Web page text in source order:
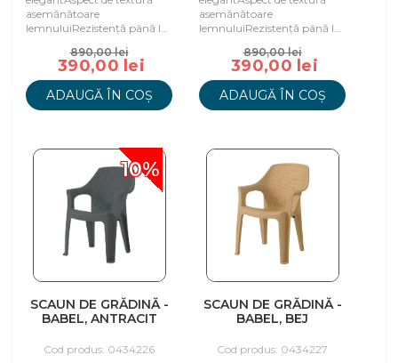
asemănătoare
lemnuluiRezistență până la
antiderapanteMaterial:
Polipropilenă
890,00 lei
390,00 lei
ADAUGĂ ÎN COȘ
asemănătoare
lemnuluiRezistență până la
antiderapanteMaterial:
Polipropilenă
890,00 lei
390,00 lei
ADAUGĂ ÎN COȘ
10%
SCAUN DE GRĂDINĂ -
BABEL, ANTRACIT
Cod produs: 0434226
SCAUN DE GRĂDINĂ -
BABEL, BEJ
Cod produs: 0434227